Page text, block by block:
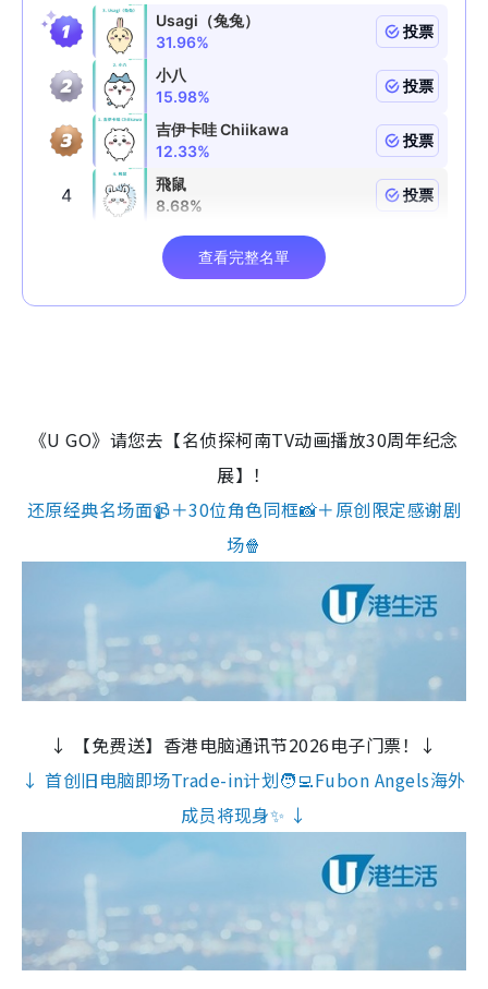
《U GO》请您去【名侦探柯南TV动画播放30周年纪念
展】！
还原经典名场面📹＋30位角色同框📸＋原创限定感谢剧
场🍿
↓ 【免费送】香港电脑通讯节2026电子门票！↓
↓ 首创旧电脑即场Trade-in计划🧑‍💻Fubon Angels海外
成员将现身✨ ↓